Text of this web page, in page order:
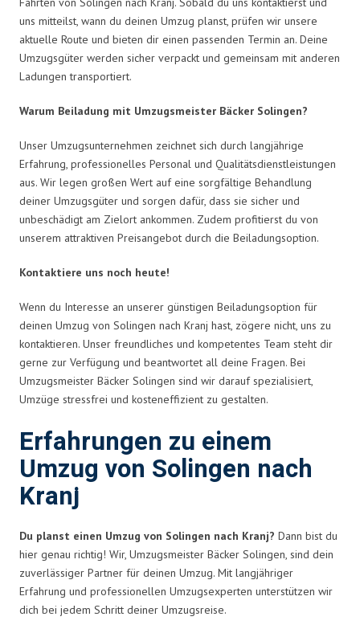
uns mitteilst, wann du deinen Umzug planst, prüfen wir unsere
aktuelle Route und bieten dir einen passenden Termin an. Deine
Umzugsgüter werden sicher verpackt und gemeinsam mit anderen
Ladungen transportiert.
Warum Beiladung mit Umzugsmeister Bäcker Solingen?
Unser Umzugsunternehmen zeichnet sich durch langjährige
Erfahrung, professionelles Personal und Qualitätsdienstleistungen
aus. Wir legen großen Wert auf eine sorgfältige Behandlung
deiner Umzugsgüter und sorgen dafür, dass sie sicher und
unbeschädigt am Zielort ankommen. Zudem profitierst du von
unserem attraktiven Preisangebot durch die Beiladungsoption.
Kontaktiere uns noch heute!
Wenn du Interesse an unserer günstigen Beiladungsoption für
deinen Umzug von Solingen nach Kranj hast, zögere nicht, uns zu
kontaktieren. Unser freundliches und kompetentes Team steht dir
gerne zur Verfügung und beantwortet all deine Fragen. Bei
Umzugsmeister Bäcker Solingen sind wir darauf spezialisiert,
Umzüge stressfrei und kosteneffizient zu gestalten.
Erfahrungen zu einem
Umzug von Solingen nach
Kranj
Du planst einen Umzug von Solingen nach Kranj? Dann bist du
hier genau richtig! Wir, Umzugsmeister Bäcker Solingen, sind dein
zuverlässiger Partner für deinen Umzug. Mit langjähriger
Erfahrung und professionellen Umzugsexperten unterstützen wir
dich bei jedem Schritt deiner Umzugsreise.